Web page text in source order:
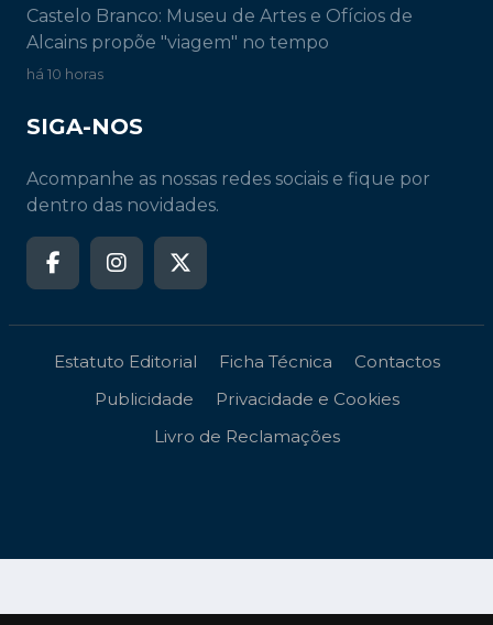
Castelo Branco: Museu de Artes e Ofícios de
Alcains propõe "viagem" no tempo
há 10 horas
SIGA-NOS
Acompanhe as nossas redes sociais e fique por
dentro das novidades.
Estatuto Editorial Ficha Técnica
Contactos
Publicidade
Privacidade e Cookies
Livro de Reclamações